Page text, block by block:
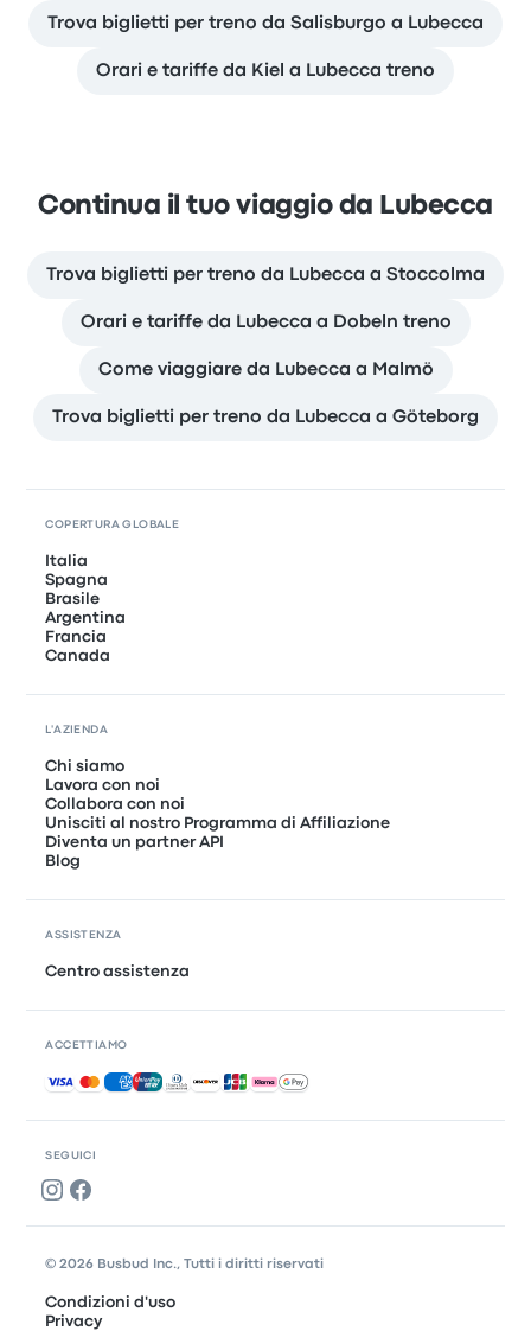
Trova biglietti per treno da Salisburgo a Lubecca
Orari e tariffe da Kiel a Lubecca treno
Continua il tuo viaggio da Lubecca
Trova biglietti per treno da Lubecca a Stoccolma
Orari e tariffe da Lubecca a Dobeln treno
Come viaggiare da Lubecca a Malmö
Trova biglietti per treno da Lubecca a Göteborg
SEGUICI
COPERTURA GLOBALE
Italia
Spagna
Brasile
Argentina
Francia
Canada
L'AZIENDA
Chi siamo
Lavora con noi
Collabora con noi
Unisciti al nostro Programma di Affiliazione
Diventa un partner API
Blog
ASSISTENZA
Centro assistenza
ACCETTIAMO
Pagamenti accettati
© 2026 Busbud Inc., Tutti i diritti riservati
Condizioni d'uso
Privacy